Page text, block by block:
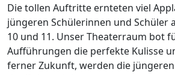
Die tollen Auftritte ernteten viel
jüngeren Schülerinnen und Schüler
10 und 11. Unser Theaterraum bot
Aufführungen die perfekte Kulisse
ferner Zukunft, werden die